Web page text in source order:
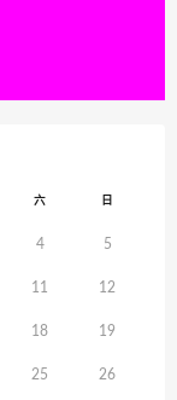
六 日
4 5
11 12
18 19
25 26